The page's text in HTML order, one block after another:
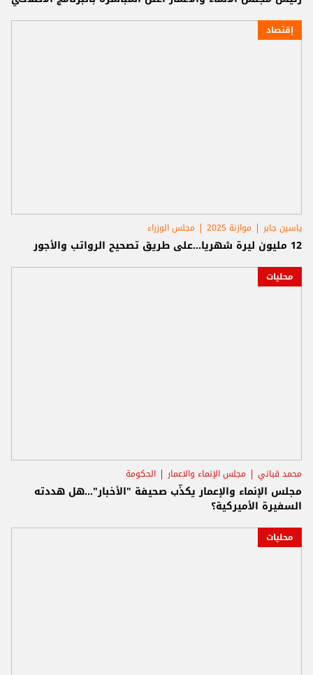
إقتصاد
ياسين جابر موازنة 2025 مجلس الوزراء
12 مليون ليرة شهريا...على طريق تصحيح الرواتب والأجور
محليات
محمد قباني مجلس الإنماء والاعمار الحكومة
مجلس الإنماء والإعمار يكذّب صحيفة "الأخبار"...هل هددته
السفيرة الأميركية؟
محليات